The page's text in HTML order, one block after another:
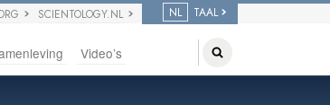
SCIENTOLOGY.NL NL TAAL
Video’s